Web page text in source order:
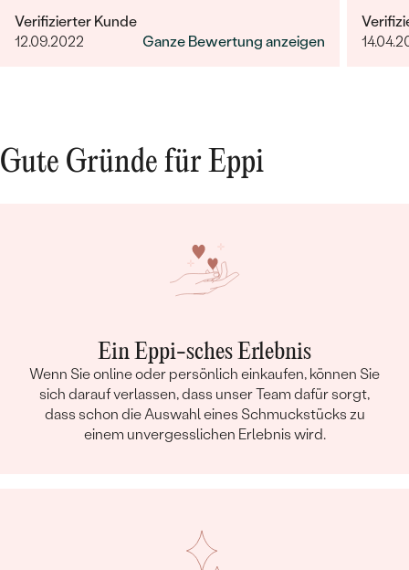
Bestseller
ist Eppi meine Empfehlung!
Verifizierter Kunde
12.09.2022
Ganze Bewertung anzeigen
Gute Gründe für Eppi
Ein Eppi-sches Erlebnis
Wenn Sie online oder persönlich einkaufen, können Sie
sich darauf verlassen, dass unser Team dafür sorgt,
dass schon die Auswahl eines Schmuckstücks zu
einem unvergesslichen Erlebnis wird.